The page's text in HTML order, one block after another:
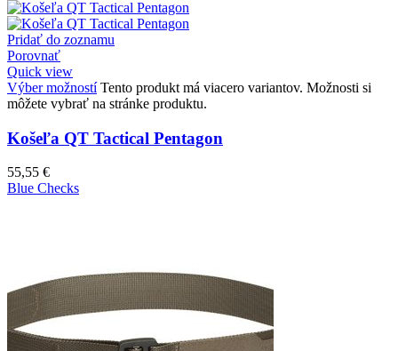
Pridať do zoznamu
Porovnať
Quick view
Výber možností Tento produkt má viacero variantov. Možnosti si
môžete vybrať na stránke produktu.
Košeľa QT Tactical Pentagon
55,55 €
Blue Checks